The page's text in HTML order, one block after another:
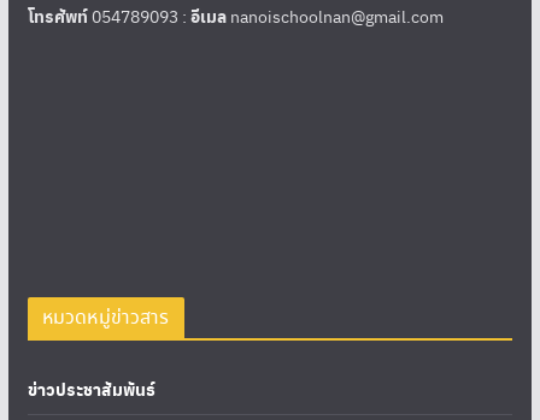
โทรศัพท์054789093 : อีเมลnanoischoolnan@gmail.com
หมวดหมู่ข่าวสาร
ข่าวประชาสัมพันธ์